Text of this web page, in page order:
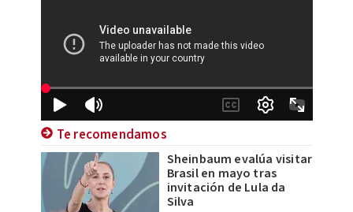
Te recomendamos
Sheinbaum evalúa visitar
Brasil en mayo tras
invitación de Lula da
Silva